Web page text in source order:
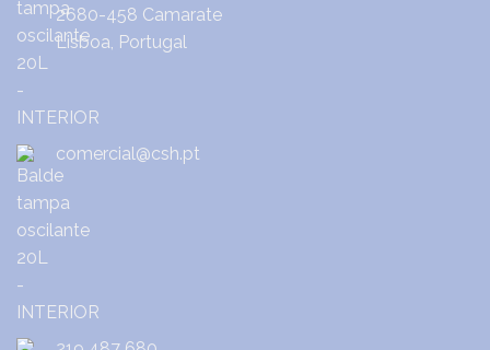
2680-458 Camarate
Lisboa, Portugal
comercial@csh.pt